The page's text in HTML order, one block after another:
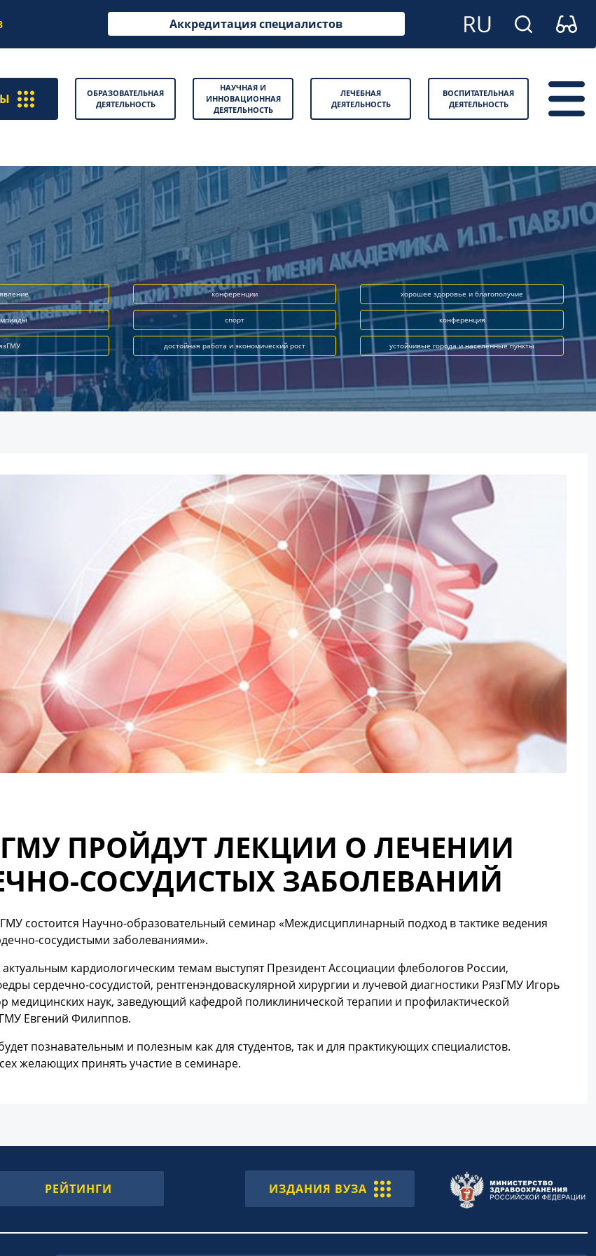
Аккредитация специалистов
ОБРАЗОВАТЕЛЬНАЯ
ДЕЯТЕЛЬНОСТЬ
НАУЧНАЯ И
ИННОВАЦИОННАЯ
ДЕЯТЕЛЬНОСТЬ
ЛЕЧЕБНАЯ
ДЕЯТЕЛЬНОСТЬ
ВОСПИТАТЕЛЬНАЯ
ДЕЯТЕЛЬНОСТЬ
конференции хорошее здоровье и благополучие
спорт конференция
достойная работа и экономический рост устойчивые города и населённые пункты
ПРОЙДУТ ЛЕКЦИИ О ЛЕЧЕНИИ
СОСУДИСТЫХ ЗАБОЛЕВАНИЙ
состоится Научно-образовательный семинар «Междисциплинарный подход в тактике ведения
сосудистыми заболеваниями».
кардиологическим темам выступят Президент Ассоциации флебологов России,
сердечно-сосудистой, рентгенэндоваскулярной хирургии и лучевой диагностики РязГМУ Игорь
медицинских наук, заведующий кафедрой поликлинической терапии и профилактической
Евгений Филиппов.
познавательным и полезным как для студентов, так и для практикующих специалистов.
желающих принять участие в семинаре.
РЕЙТИНГИ ИЗДАНИЯ ВУЗА